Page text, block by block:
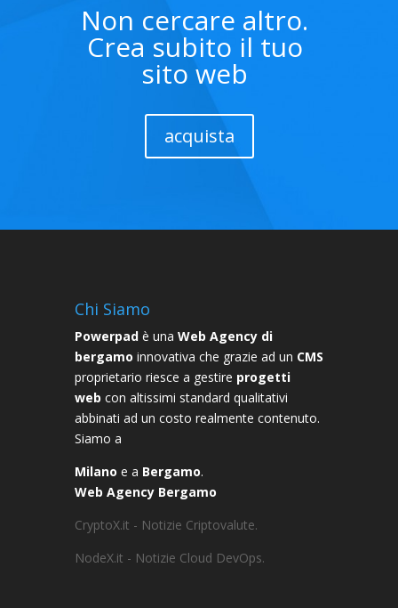
Non cercare altro.
Crea subito il tuo
sito web
acquista
Chi Siamo
Powerpad è una Web Agency di
bergamo innovativa che grazie ad un CMS
proprietario riesce a gestire progetti
web con altissimi standard qualitativi
abbinati ad un costo realmente contenuto.
Siamo a
Milano e a Bergamo.
Web Agency Bergamo
CryptoX.it - Notizie Criptovalute.
NodeX.it - Notizie Cloud DevOps.